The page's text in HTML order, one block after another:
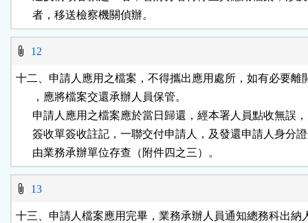
      者，移送檢察機關偵辦。
12
十二、申請人應用之檔案，不得攜出應用處所，如有必要離
      ，應將檔案交還承辦人員保管。
申請人應用之檔案應於當日歸還，經本署人員點收無誤
簽收單簽收註記，一聯交付申請人，及發還申請人身分
      由業務承辦單位存查（附件四之三）。
13
十三、申請人檔案應用完畢，業務承辦人員通知總務科出納